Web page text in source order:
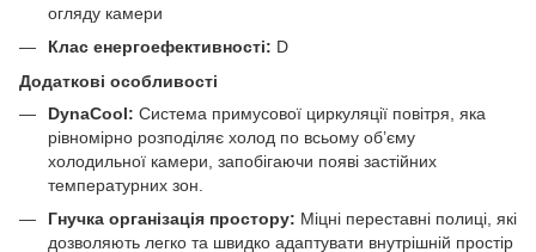
огляду камери
Клас енергоефективності: D
Додаткові особливості
DynaCool: Система примусової циркуляції повітря, яка
рівномірно розподіляє холод по всьому об’єму
холодильної камери, запобігаючи появі застійних
температурних зон.
Гнучка організація простору: Міцні переставні полиці, які
дозволяють легко та швидко адаптувати внутрішній простір